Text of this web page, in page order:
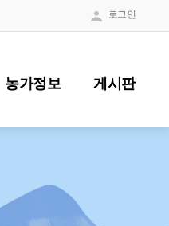
로그인
전체메
농가정보 게시판